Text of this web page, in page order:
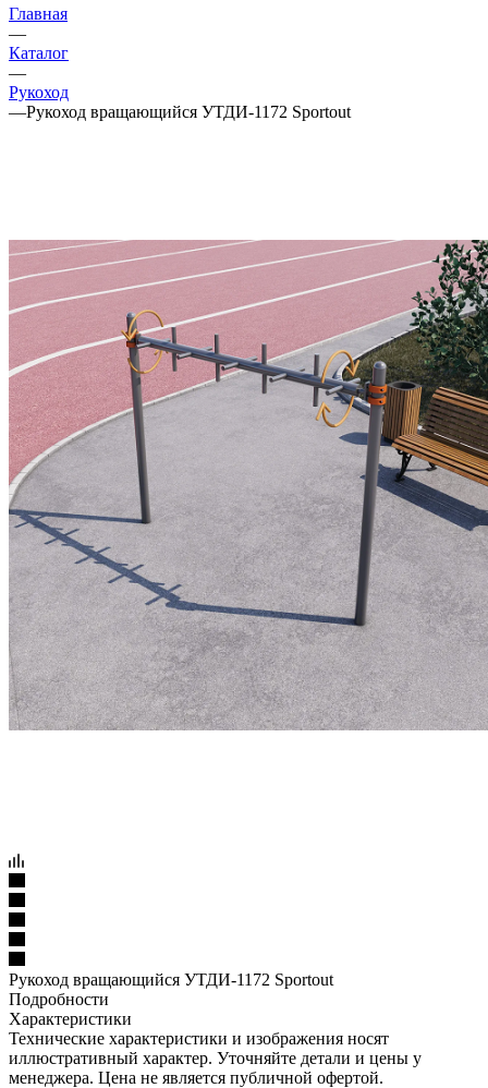
Главная
—
Каталог
—
Рукоход
—Рукоход вращающийся УТДИ-1172 Sportout
Рукоход вращающийся УТДИ-1172 Sportout
Подробности
Характеристики
Технические характеристики и изображения носят
иллюстративный характер. Уточняйте детали и цены у
менеджера. Цена не является публичной офертой.